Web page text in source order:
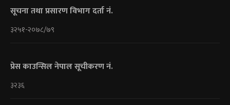
सूचना तथा प्रसारण विभाग दर्ता नं.
३२५१-२०७८/७९
प्रेस काउन्सिल नेपाल सूचीकरण नं.
३२३६